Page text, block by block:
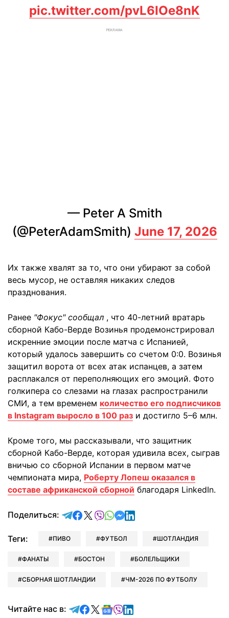
pic.twitter.com/pvL6IOe8nK
РЕКЛАМА
— Peter A Smith
(@PeterAdamSmith) June 17, 2026
Их также хвалят за то, что они убирают за собой
весь мусор, не оставляя никаких следов
празднования.
Ранее "Фокус" сообщал , что 40-летний вратарь
сборной Кабо-Верде Возинья продемонстрировал
искренние эмоции после матча с Испанией,
который удалось завершить со счетом 0:0. Возинья
защитил ворота от всех атак испанцев, а затем
расплакался от переполняющих его эмоций. Фото
голкипера со слезами на глазах распространили
СМИ, а тем временем количество его подписчиков
в Instagram выросло в 100 раз и достигло 5–6 млн.
Кроме того, мы рассказывали, что защитник
сборной Кабо-Верде, которая удивила всех, сыграв
вничью со сборной Испании в первом матче
чемпионата мира, Роберту Лопеш оказался в
составе африканской сборной благодаря LinkedIn.
Поделиться: отправить в Telegram
поделиться в Facebook
поделиться в X
отправить в Viber
отправить в Whatsapp
отправить в Messenger
отправить в LinkedIn
Теги: ПИВО ФУТБОЛ ШОТЛАНДИЯ
ФАНАТЫ БОСТОН БОЛЕЛЬЩИКИ
СБОРНАЯ ШОТЛАНДИИ ЧМ-2026 ПО ФУТБОЛУ
Читайте нас в: Читайте в Telegram
Читайте в Facebook
Читайте в X
Читайте в Google news
Читайте в Viber
Читайте в LinkedIn